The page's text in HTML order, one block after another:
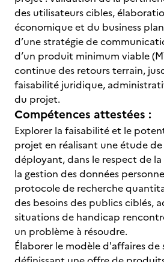
des utilisateurs cibles,
économique et du business
d’une stratégie de
d’un produit minimum viable
continue des retours terrain,
faisabilité juridique,
du projet.
Compétences attestées :
Explorer la faisabilité et le
projet en réalisant une étude
déployant, dans le respect de
la gestion des données
protocole de recherche
des besoins des publics ciblés,
situations de handicap
un problème à résoudre.
Élaborer le modèle d'affaires de